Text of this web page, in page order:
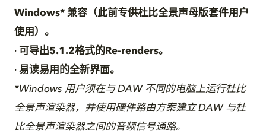
Windows* 兼容（此前专供杜比全景声母版套件用户
使用）。
· 可导出5.1.2格式的Re-renders。
· 易读易用的全新界面。
*Windows 用户须在与 DAW 不同的电脑上运行杜比
全景声渲染器，并使用硬件路由方案建立 DAW 与杜
比全景声渲染器之间的音频信号通路。